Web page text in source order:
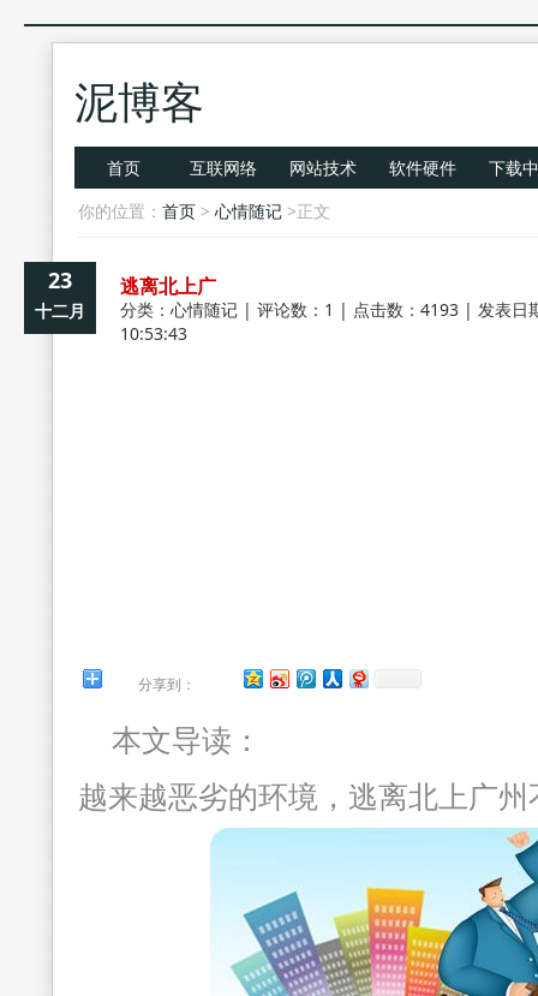
泥博客
首页 互联网络 网站技术 软件硬件
下载
你的位置： 首页 > 心情随记 >正文
23
十二月
逃离北上广
分类： 心情随记 | 评论数：1 | 点击数：4193 | 发表日
10:53:43
分享到：
本文导读：
越来越恶劣的环境，逃离北上广